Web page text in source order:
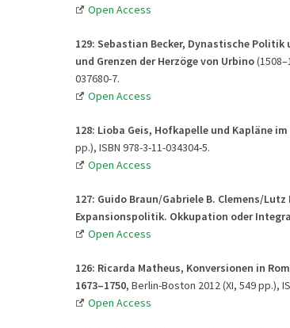
Open Access
129: Sebastian Becker, Dynastische
und Grenzen der Herzöge von Urbino
037680-7.
Open Access
128: Lioba Geis, Hofkapelle und Kapläne
pp.), ISBN 978-3-11-034304-5.
Open Access
127: Guido Braun/Gabriele B. Clemens/
Expansionspolitik. Okkupation oder
Open Access
126: Ricarda Matheus, Konversionen in
1673–1750, Berlin-Boston 2012 (XI, 549 pp.),
Open Access